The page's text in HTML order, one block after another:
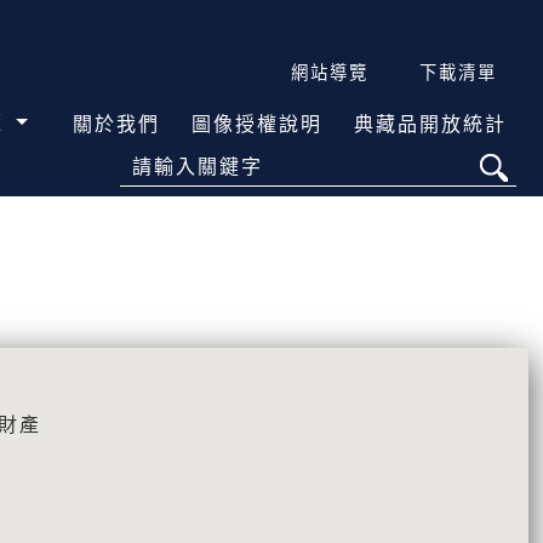
網站導覽 下載清單
關於我們 圖像授權說明 典藏品開放統計
請輸入關鍵字
產